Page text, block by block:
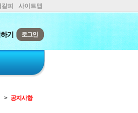
피 사이트맵
기
> 공지사항